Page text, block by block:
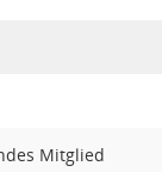
Mitglied